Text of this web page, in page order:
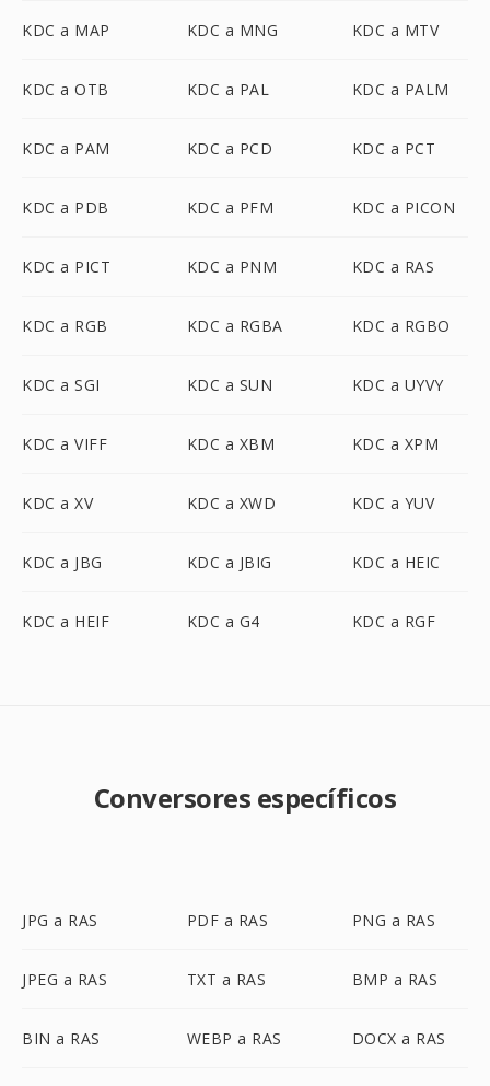
KDC a MAP KDC a MNG KDC a MTV
KDC a OTB KDC a PAL KDC a PALM
KDC a PAM KDC a PCD KDC a PCT
KDC a PDB KDC a PFM KDC a PICON
KDC a PICT KDC a PNM KDC a RAS
KDC a RGB KDC a RGBA KDC a RGBO
KDC a SGI KDC a SUN KDC a UYVY
KDC a VIFF KDC a XBM KDC a XPM
KDC a XV KDC a XWD KDC a YUV
KDC a JBG KDC a JBIG KDC a HEIC
KDC a HEIF KDC a G4 KDC a RGF
Conversores específicos
JPG a RAS PDF a RAS PNG a RAS
JPEG a RAS TXT a RAS BMP a RAS
BIN a RAS WEBP a RAS DOCX a RAS